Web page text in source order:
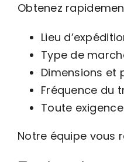
Obtenez
Lieu
Type de
Dimensions et
Fréquence du
Toute
Notre équipe vous